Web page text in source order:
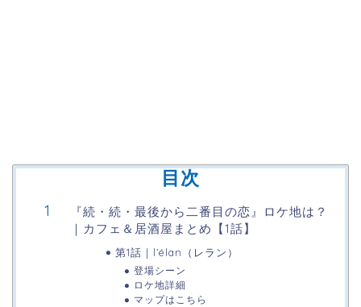
目次
『続・続・最後から二番目の恋』ロケ地は？
｜カフェ＆居酒屋まとめ【1話】
第1話｜l’élan（レラン）
登場シーン
ロケ地詳細
マップはこちら